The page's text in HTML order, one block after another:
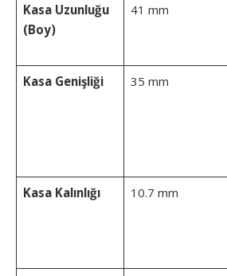
Kasa Uzunluğu
(Boy)
41 mm
Kasa Genişliği
35 mm
Kasa Kalınlığı
10.7 mm